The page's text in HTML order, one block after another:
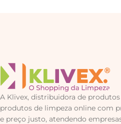
A Klivex, distribuidora de
produtos de limpeza online com
e preço justo, atendendo